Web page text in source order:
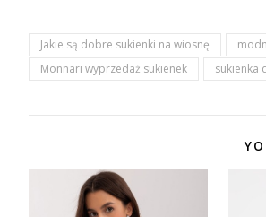
Jakie są dobre sukienki na wiosnę
Monnari wyprzedaż sukienek
sukienka